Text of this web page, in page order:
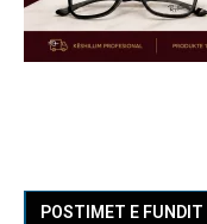
POSTIMET E FUNDIT